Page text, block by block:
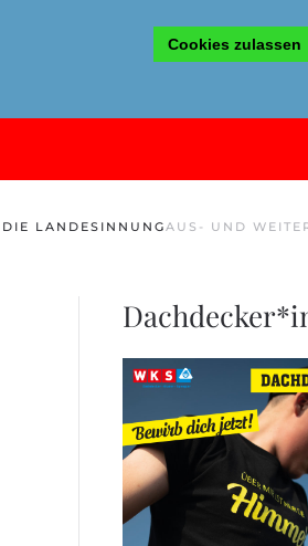
Cookies zulassen
DIE LANDESINNUNGAUS- UND